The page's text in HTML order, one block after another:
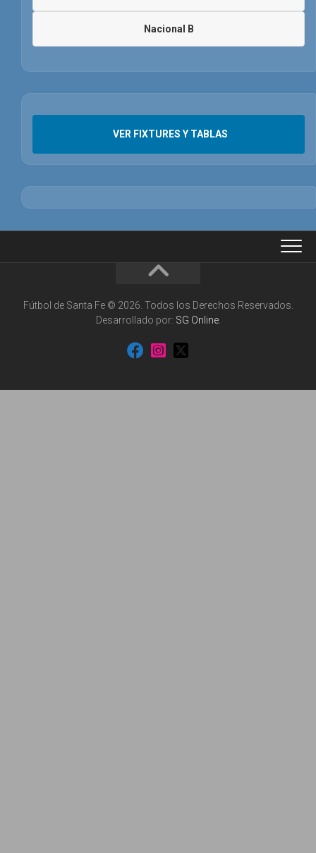
Nacional B
VER FIXTURES Y TABLAS
Fútbol de Santa Fe © 2026. Todos los Derechos Reservados.
Desarrollado por: SG Online.